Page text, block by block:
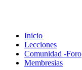
Inicio
Lecciones
Comunidad -Foro
Membresias